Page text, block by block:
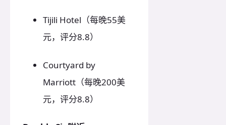
Tijili Hotel（每晚55美
元，评分8.8）
Courtyard by
Marriott（每晚200美
元，评分8.8）